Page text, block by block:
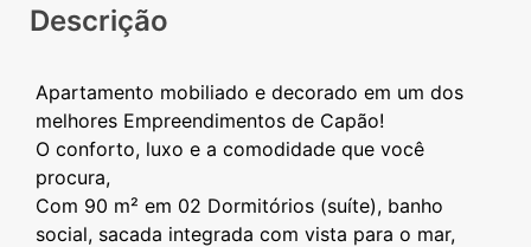
Descrição
Apartamento mobiliado e decorado em um dos
melhores Empreendimentos de Capão!
O conforto, luxo e a comodidade que você
procura,
Com 90 m² em 02 Dormitórios (suíte), banho
social, sacada integrada com vista para o mar,